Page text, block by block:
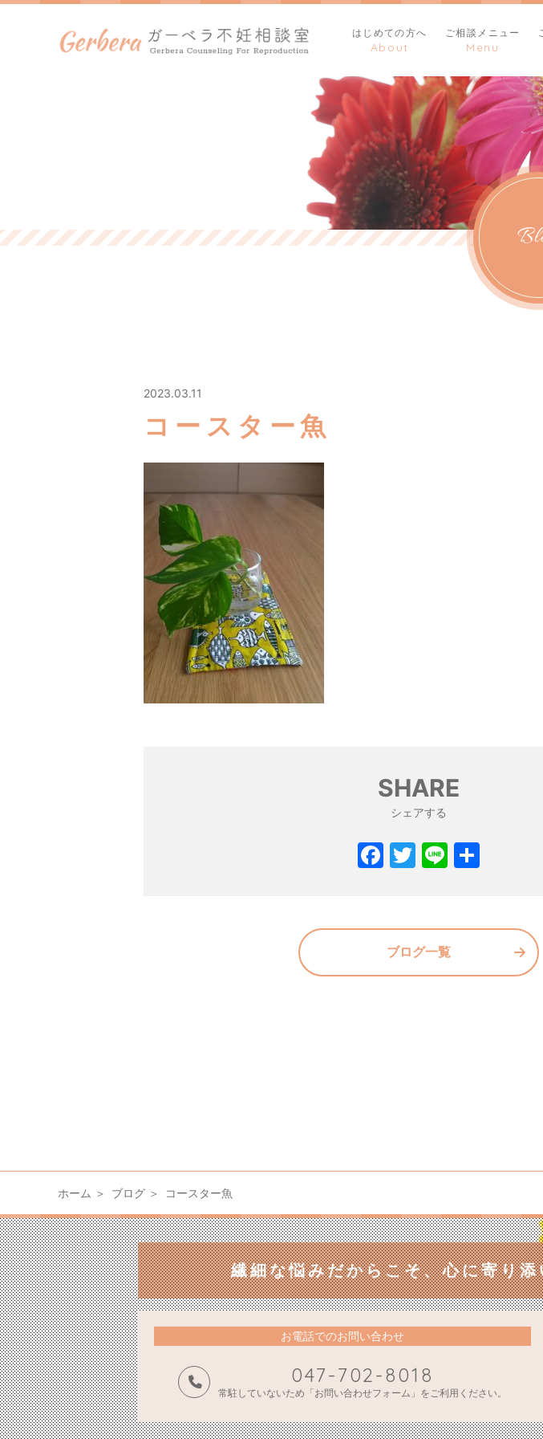
はじめての方へ ご相談メニュー
2023.03.11
コースター魚
SHARE
シェアする
F
e
b
o
T
er
Li
ブログ一覧
ホーム ブログ コースター魚
繊細な悩みだからこそ、心に寄り
お電話でのお問い合わせ
047-702-8018
常駐していないため「お問い合わせフォーム」をご利用ください。